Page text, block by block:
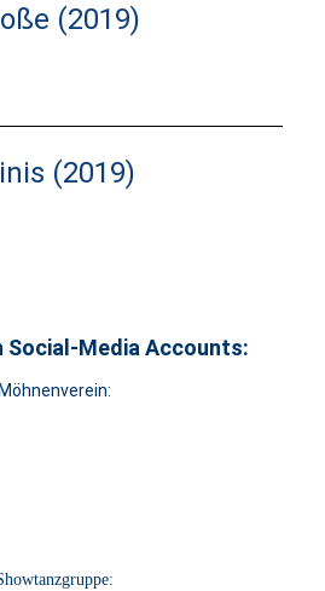
(2019)
(2019)
Social-Media Accounts:
Möhnenverein: